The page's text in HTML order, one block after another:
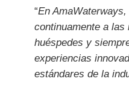
“En
continuamente a las
huéspedes y
experiencias
estándares de la